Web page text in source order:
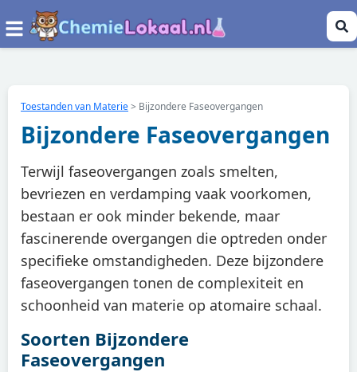
Toestanden van Materie> Bijzondere Faseovergangen
Bijzondere Faseovergangen
Terwijl faseovergangen zoals smelten,
bevriezen en verdamping vaak voorkomen,
bestaan er ook minder bekende, maar
fascinerende overgangen die optreden onder
specifieke omstandigheden. Deze bijzondere
faseovergangen tonen de complexiteit en
schoonheid van materie op atomaire schaal.
Soorten Bijzondere
Faseovergangen